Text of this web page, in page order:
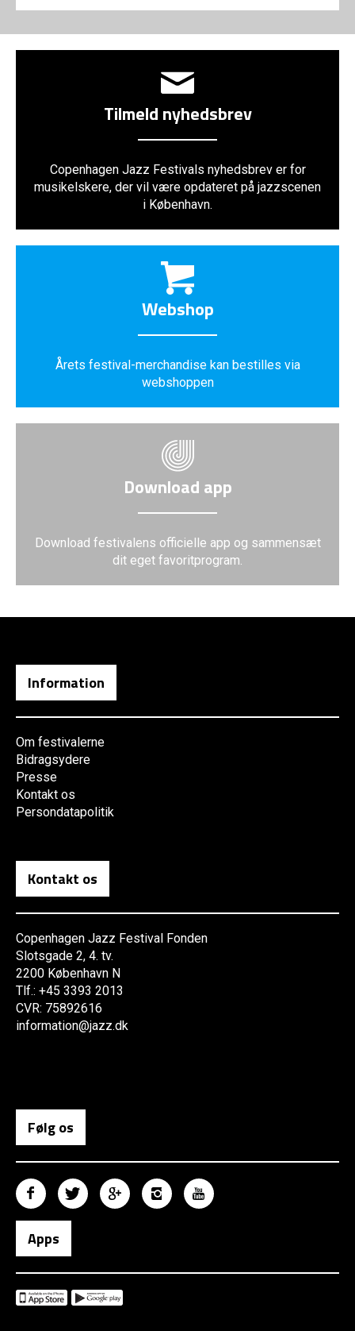
Tilmeld nyhedsbrev
Copenhagen Jazz Festivals nyhedsbrev er for
musikelskere, der vil være opdateret på jazzscenen
i København.
Webshop
Årets festival-merchandise kan bestilles via
webshoppen
Download app
Download festivalens officielle app og sammensæt
dit eget favoritprogram.
Information
Om festivalerne
Bidragsydere
Presse
Kontakt os
Persondatapolitik
Kontakt os
Copenhagen Jazz Festival Fonden
Slotsgade 2, 4. tv.
2200 København N
Tlf.: +45 3393 2013
CVR: 75892616
information@jazz.dk
Følg os
Apps